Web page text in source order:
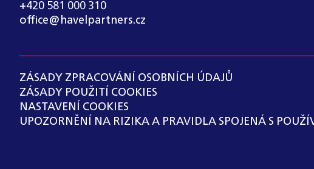
+420 581 000 310
office@havelpartners.cz
ZÁSADY ZPRACOVÁNÍ OSOBNÍCH ÚDAJŮ
ZÁSADY POUŽITÍ COOKIES
NASTAVENÍ COOKIES
UPOZORNĚNÍ NA RIZIKA A PRAVIDLA SPOJENÁ S